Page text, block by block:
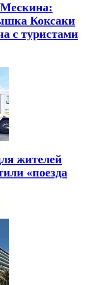
Коксаки
с туристами
жителей
«поезда